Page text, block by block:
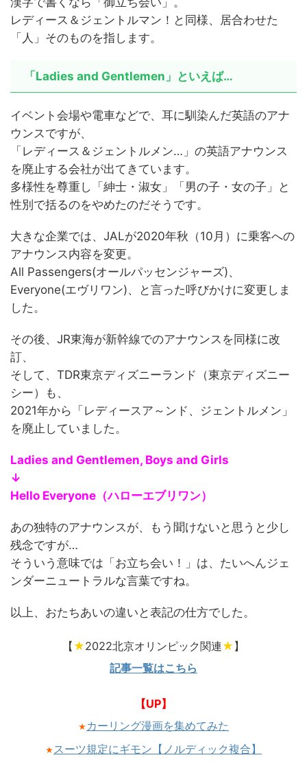
レディース＆ジェントルマン！と同様、居合わせた
「人」そのものを指します。
「Ladies and Gentlemen」といえば…
イベント会場や電車などで、耳に馴染んだ英語のアナ
ウンスですが、
「レディース＆ジェントルメン…」の英語アナウンス
を廃止する会社が出てきています。
多様性を尊重し「紳士・淑女」「男の子・女の子」と
性別で括るのをやめたのだそうです。
大きな企業では、JALが2020年秋（10月）に乗客への
アナウンス内容を変更。
All Passengers(オールパッセンジャーズ)、
Everyone(エヴリワン)、と言った呼びかけに変更しま
した。
その後、JR東海が新幹線でのアナウンスを同様に改
訂、
そして、TDR東京ディズニーランド（東京ディズニー
シー）も、
2021年から「レディースア～ンド、ジェントルメン」
を廃止していました。
Ladies and Gentlemen, Boys and Girls
↓
Hello Everyone（ハローエブリワン）
あの独特のアナウンスが、もう聞けないと思うと少し
残念ですが…
そういう意味では「お立ち会い！」は、たいへんジェ
ンダーニュートラルな言葉ですね。
以上、おたちあいの違いと表記の仕方でした。
【 ★2022北京オリンピック関連★ 】
記事一覧はこちら
【UP】
★ カーリング漫画を集めてみた
★ スーツ規定にギモン【ノルディック複合】